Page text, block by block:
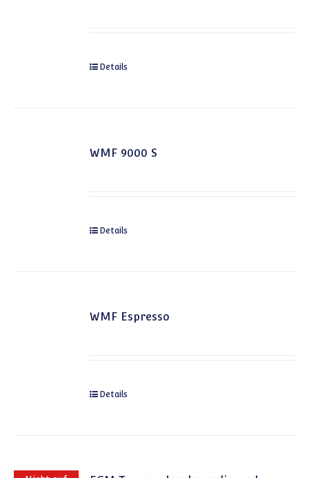
Details
WMF 9000 S
Details
WMF Espresso
Details